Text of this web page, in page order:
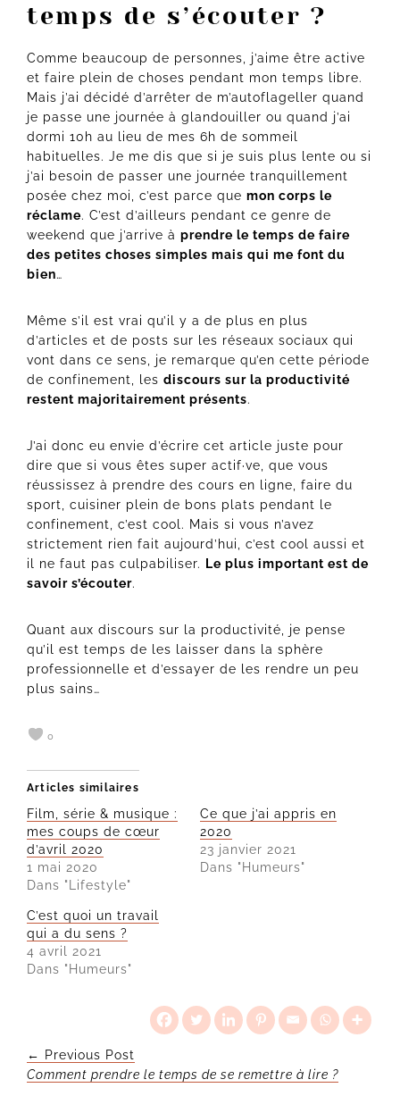
temps de s’écouter ?
Comme beaucoup de personnes, j’aime être active
et faire plein de choses pendant mon temps libre.
Mais j’ai décidé d’arrêter de m’autoflageller quand
je passe une journée à glandouiller ou quand j’ai
dormi 10h au lieu de mes 6h de sommeil
habituelles. Je me dis que si je suis plus lente ou si
j’ai besoin de passer une journée tranquillement
posée chez moi, c’est parce que mon corps le
réclame. C’est d’ailleurs pendant ce genre de
weekend que j’arrive à prendre le temps de faire
des petites choses simples mais qui me font du
bien…
Même s’il est vrai qu’il y a de plus en plus
d’articles et de posts sur les réseaux sociaux qui
vont dans ce sens, je remarque qu’en cette période
de confinement, les discours sur la productivité
restent majoritairement présents.
J’ai donc eu envie d’écrire cet article juste pour
dire que si vous êtes super actif·ve, que vous
réussissez à prendre des cours en ligne, faire du
sport, cuisiner plein de bons plats pendant le
confinement, c’est cool. Mais si vous n’avez
strictement rien fait aujourd’hui, c’est cool aussi et
il ne faut pas culpabiliser.
Le plus important est de
savoir s’écouter.
Quant aux discours sur la productivité, je pense
qu’il est temps de les laisser dans la sphère
professionnelle et d’essayer de les rendre un peu
plus sains…
0
Articles similaires
Film, série & musique :
mes coups de cœur
d’avril 2020
1 mai 2020
Dans "Lifestyle"
Ce que j’ai appris en
2020
23 janvier 2021
Dans "Humeurs"
C’est quoi un travail
qui a du sens ?
4 avril 2021
Dans "Humeurs"
← Previous Post
Comment prendre le temps de se remettre à lire ?